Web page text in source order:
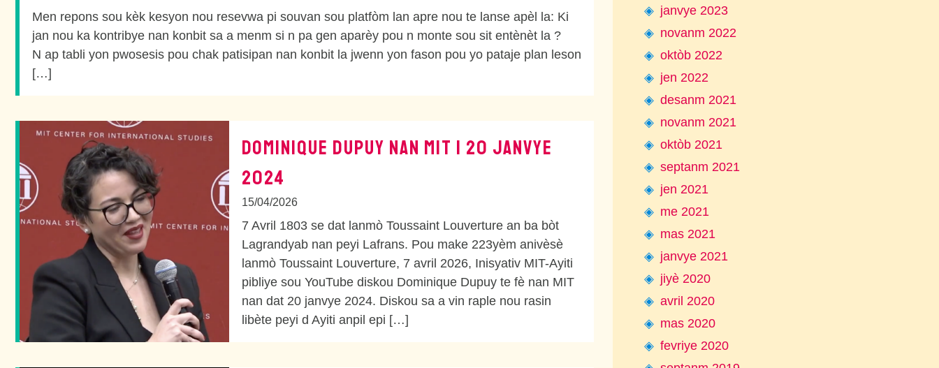
Men repons sou kèk kesyon nou resevwa pi souvan sou platfòm lan apre nou te lanse apèl la: Ki
jan nou ka kontribye nan konbit sa a menm si n pa gen aparèy pou n monte sou sit entènèt la ?
N ap tabli yon pwosesis pou chak patisipan nan konbit la jwenn yon fason pou yo pataje plan leson
[…]
DOMINIQUE DUPUY NAN MIT | 20 JANVYE
2024
15/04/2026
7 Avril 1803 se dat lanmò Toussaint Louverture an ba bòt
Lagrandyab nan peyi Lafrans. Pou make 223yèm anivèsè
lanmò Toussaint Louverture, 7 avril 2026, Inisyativ MIT-Ayiti
pibliye sou YouTube diskou Dominique Dupuy te fè nan MIT
nan dat 20 janvye 2024. Diskou sa a vin raple nou rasin
libète peyi d Ayiti anpil epi […]
janvye 2023
novanm 2022
oktòb 2022
jen 2022
desanm 2021
novanm 2021
oktòb 2021
septanm 2021
jen 2021
me 2021
mas 2021
janvye 2021
jiyè 2020
avril 2020
mas 2020
fevriye 2020